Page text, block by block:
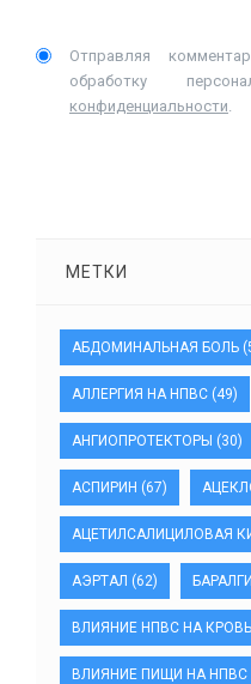
Отправляя
обработку
конфиденциальности.
МЕТКИ
АБДОМИНАЛЬНАЯ БОЛЬ
АЛЛЕРГИЯ НА НПВС (49)
АНГИОПРОТЕКТОРЫ (30)
АСПИРИН (67)
АЦЕТИЛСАЛИЦИЛОВАЯ
АЭРТАЛ (62)
ВЛИЯНИЕ НПВС НА КРОВЬ
ВЛИЯНИЕ ПИЩИ НА НПВС